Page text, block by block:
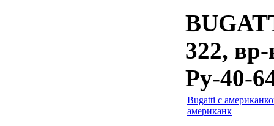
322,
Ру-40-
Bugatti с
американк